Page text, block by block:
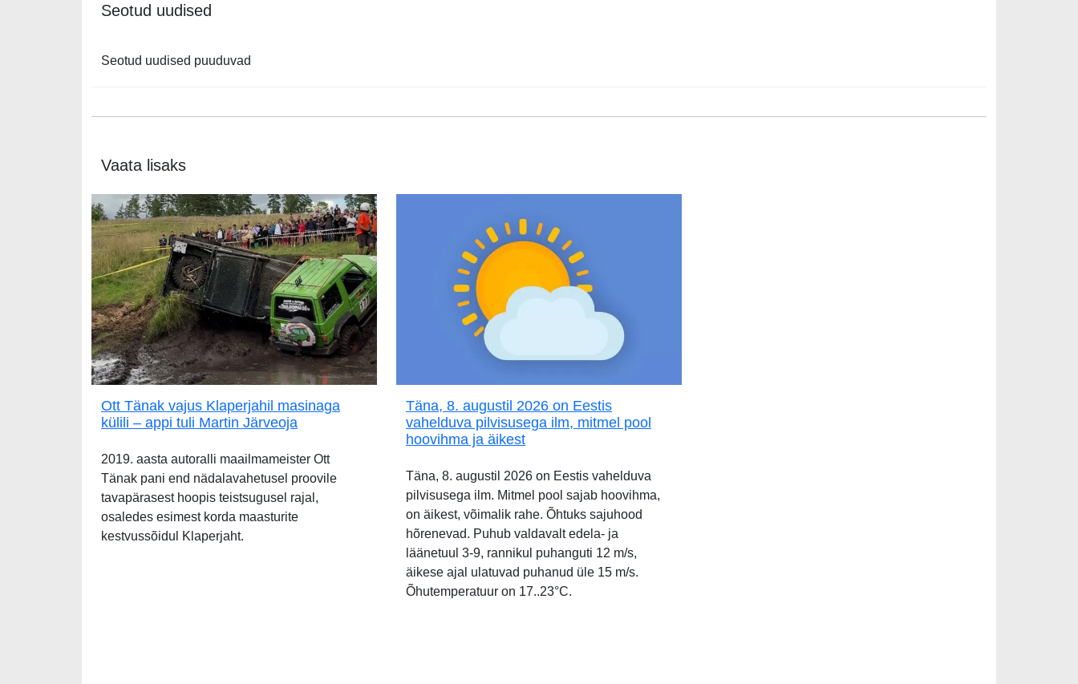
Seotud uudised
Seotud uudised puuduvad
Vaata lisaks
Ott Tänak vajus Klaperjahil masinaga
külili – appi tuli Martin Järveoja
2019. aasta autoralli maailmameister Ott
Tänak pani end nädalavahetusel proovile
tavapärasest hoopis teistsugusel rajal,
osaledes esimest korda maasturite
kestvussõidul Klaperjaht.
Täna, 8. augustil 2026 on Eestis
vahelduva pilvisusega ilm, mitmel pool
hoovihma ja äikest
Täna, 8. augustil 2026 on Eestis vahelduva
pilvisusega ilm. Mitmel pool sajab hoovihma,
on äikest, võimalik rahe. Õhtuks sajuhood
hõrenevad. Puhub valdavalt edela- ja
läänetuul 3-9, rannikul puhanguti 12 m/s,
äikese ajal ulatuvad puhanud üle 15 m/s.
Õhutemperatuur on 17..23°C.